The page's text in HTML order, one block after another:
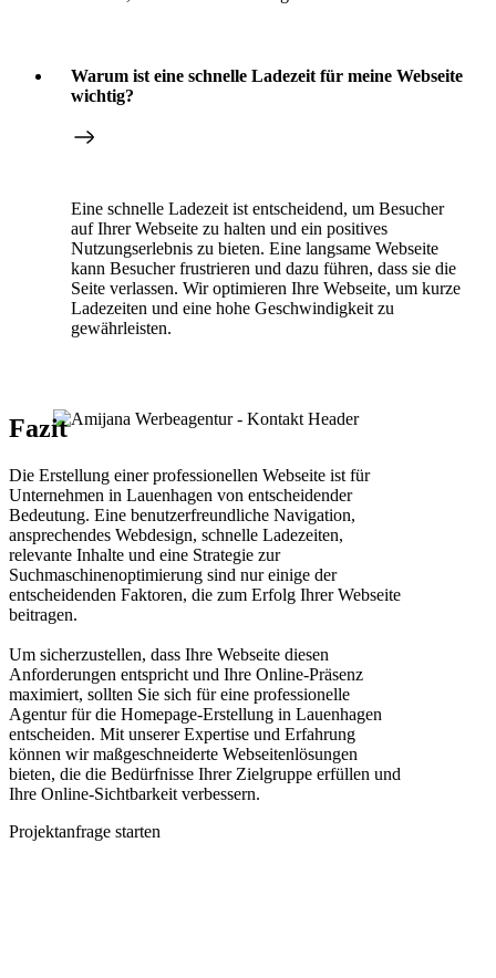
Warum ist eine schnelle Ladezeit für meine Webseite
wichtig?
Eine schnelle Ladezeit ist entscheidend, um Besucher
auf Ihrer Webseite zu halten und ein positives
Nutzungserlebnis zu bieten. Eine langsame Webseite
kann Besucher frustrieren und dazu führen, dass sie die
Seite verlassen. Wir optimieren Ihre Webseite, um kurze
Ladezeiten und eine hohe Geschwindigkeit zu
gewährleisten.
Fazit
Die Erstellung einer professionellen Webseite ist für
Unternehmen in Lauenhagen von entscheidender
Bedeutung. Eine benutzerfreundliche Navigation,
ansprechendes Webdesign, schnelle Ladezeiten,
relevante Inhalte und eine Strategie zur
Suchmaschinenoptimierung sind nur einige der
entscheidenden Faktoren, die zum Erfolg Ihrer Webseite
beitragen.
Um sicherzustellen, dass Ihre Webseite diesen
Anforderungen entspricht und Ihre Online-Präsenz
maximiert, sollten Sie sich für eine professionelle
Agentur für die Homepage-Erstellung in Lauenhagen
entscheiden. Mit unserer Expertise und Erfahrung
können wir maßgeschneiderte Webseitenlösungen
bieten, die die Bedürfnisse Ihrer Zielgruppe erfüllen und
Ihre Online-Sichtbarkeit verbessern.
Projektanfrage starten